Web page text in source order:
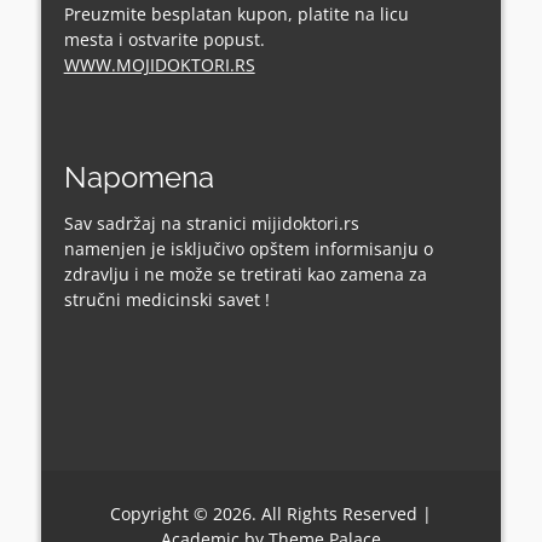
Preuzmite besplatan kupon, platite na licu
mesta i ostvarite popust.
WWW.MOJIDOKTORI.RS
Napomena
Sav sadržaj na stranici mijidoktori.rs
namenjen je isključivo opštem informisanju o
zdravlju i ne može se tretirati kao zamena za
stručni medicinski savet !
Copyright © 2026. All Rights Reserved |